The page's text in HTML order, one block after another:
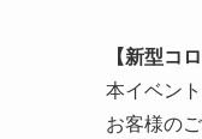
【新型コ
本イベン
お客様の